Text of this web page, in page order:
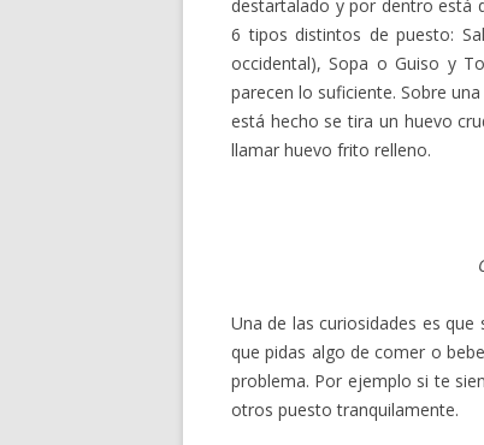
destartalado y por dentro está
6 tipos distintos de puesto:
occidental), Sopa o Guiso y
parecen lo suficiente. Sobre
está hecho se tira un huevo
llamar huevo frito relleno.
Una de las curiosidades es
que pidas algo de comer o
problema. Por ejemplo si te
otros puesto tranquilamente.